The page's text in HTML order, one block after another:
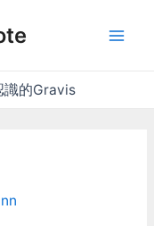
識的Gravis